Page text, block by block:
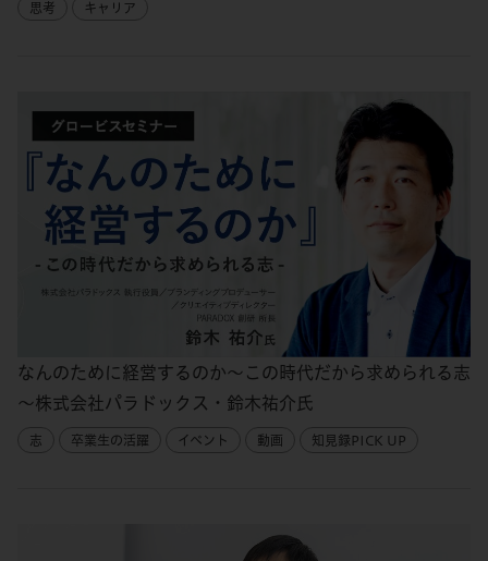
思考 キャリア
なんのために経営するのか～この時代だから求められる志
～株式会社パラドックス・鈴木祐介氏
志 卒業生の活躍 イベント 動画 知見録PICK UP